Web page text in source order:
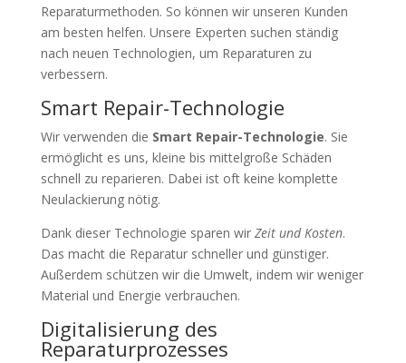
Reparaturmethoden. So können wir unseren Kunden
am besten helfen. Unsere Experten suchen ständig
nach neuen Technologien, um Reparaturen zu
verbessern.
Smart Repair-Technologie
Wir verwenden die Smart Repair-Technologie. Sie
ermöglicht es uns, kleine bis mittelgroße Schäden
schnell zu reparieren. Dabei ist oft keine komplette
Neulackierung nötig.
Dank dieser Technologie sparen wir Zeit und Kosten.
Das macht die Reparatur schneller und günstiger.
Außerdem schützen wir die Umwelt, indem wir weniger
Material und Energie verbrauchen.
Digitalisierung des
Reparaturprozesses